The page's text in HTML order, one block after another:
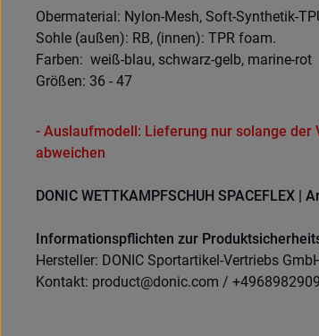
Obermaterial: Nylon-Mesh, Soft-Synthetik-
Sohle (außen): RB, (innen): TPR foam.
Farben: weiß-blau, schwarz-gelb, marine-rot
Größen: 36 - 47
- Auslaufmodell: Lieferung nur solange der
abweichen
DONIC WETTKAMPFSCHUH SPACEFLEX |
Informationspflichten zur
Hersteller: DONIC Sportartikel-Vertriebs
Kontakt: product@donic.com /